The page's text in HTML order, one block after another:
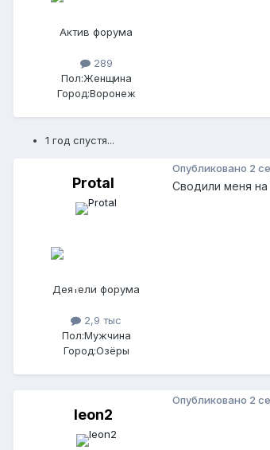
Актив форума
289
Пол:Женщина
Город:Воронеж
1 год спустя...
Protal
Деятели форума
2,9 тыс
Пол:Мужчина
Город:Озёры
Опубликовано 2
Сводили меня
leon2
Опубликовано 2